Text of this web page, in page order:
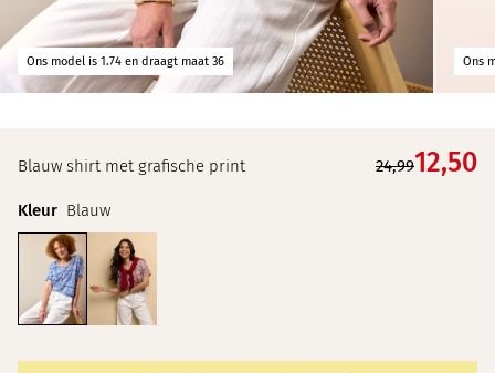
Ons model is 1.74 en draagt maat 36 Ons
Blauw shirt met grafische print 24,9912,50
Kleur Blauw